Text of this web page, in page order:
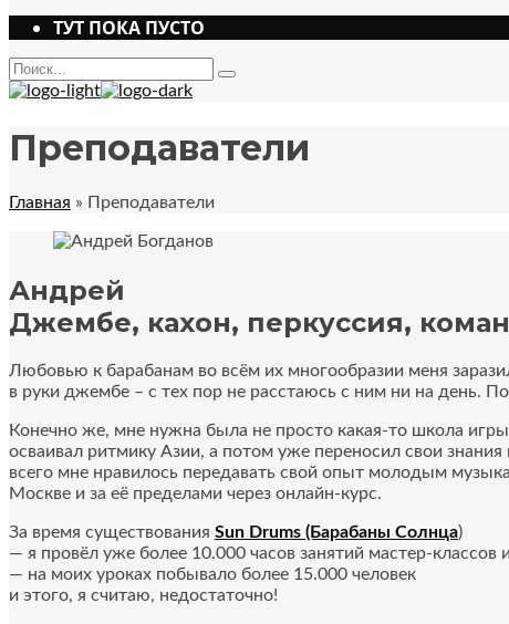
ТУТ ПОКА ПУСТО
Поиск
Type
Преподаватели
Главная » Преподаватели
Андрей
Джембе, кахон, перкуссия,
Любовью к барабанам во всём их многообразии меня
в руки джембе – с тех пор не расстаюсь с ним ни на день.
Конечно же, мне нужна была не просто какая-то школа
осваивал ритмику Азии, а потом уже переносил свои
всего мне нравилось передавать свой опыт молодым
Москве и за её пределами через онлайн-курс.
За время существования Sun Drums (Барабаны Солнца)
— я провёл уже более 10.000 часов занятий мастер-классов
— на моих уроках побывало более 15.000 человек
и этого, я считаю, недостаточно!